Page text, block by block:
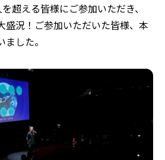
超える皆様にご参加いただき、
盛況！ご参加いただいた皆様、本
した。